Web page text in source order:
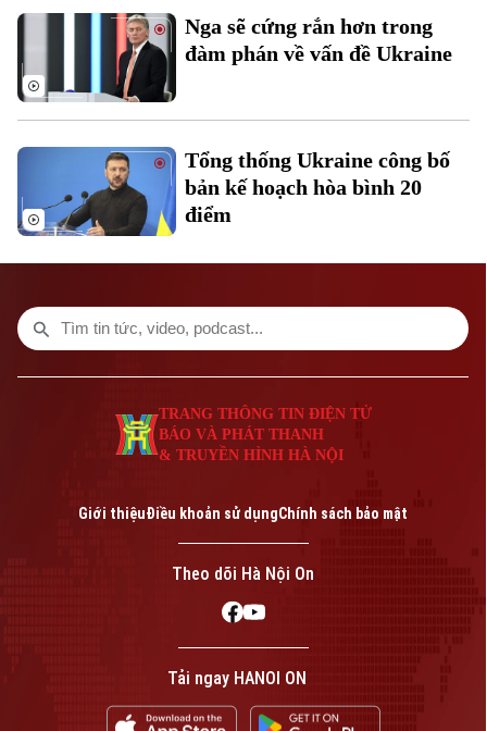
0865.116.699 (hotline) 0865.116.699
Số 3-5 Huỳnh Thúc Kháng-Phường Láng-Hà Nội
Phó Giám đốc: Nguyễn Kim Khiêm, Nguyễn Minh Đức, Nguyễn Thành Lợi
Nga sẽ cứng rắn hơn trong
đàm phán về vấn đề Ukraine
Tổng thống Ukraine công bố
bản kế hoạch hòa bình 20
điểm
TRANG THÔNG TIN ĐIỆN TỬ
BÁO VÀ PHÁT THANH
& TRUYỀN HÌNH HÀ NỘI
Giới thiệuĐiều khoản sử dụngChính sách bảo mật
Theo dõi Hà Nội On
Tải ngay HANOI ON